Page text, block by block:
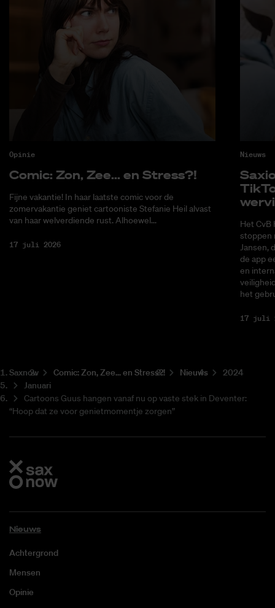
Opinie
Co­mic: Zon, Zee... en Stress?!
Fijne vakantie! In haar laatste comic voor de
zomervakantie geniet cartooniste Stefanie Heil alvast
van haar welverdiende rust. Alhoewel...
17 juli 2026
Nieuws
Het CvB
stoppen
Jansen,
de app
en
het
17 juli
Saxnow Co­mic: Zon, Zee... en Stress?! Nieuws
2024
Januari
Cartoons Guus hangen vanaf nu op vaste stek in Deventer:
“Hoop dat ze voor genietmomentje zorgen”
Nieuws
Achtergrond
Mensen
Opinie